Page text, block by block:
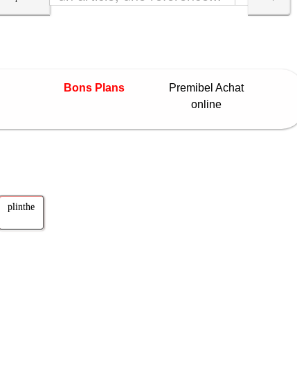
Bons Plans
Premibel Achat
online
plinthe